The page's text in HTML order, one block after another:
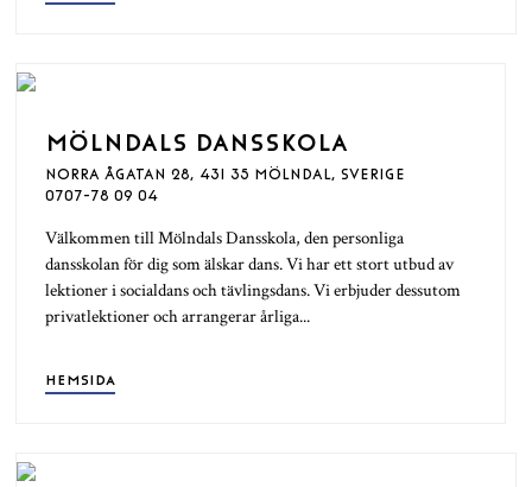
MÖLNDALS DANSSKOLA
NORRA ÅGATAN 28, 431 35 MÖLNDAL, SVERIGE
0707-78 09 04
Välkommen till Mölndals Dansskola, den personliga
dansskolan för dig som älskar dans. Vi har ett stort utbud av
lektioner i socialdans och tävlingsdans. Vi erbjuder dessutom
privatlektioner och arrangerar årliga...
HEMSIDA